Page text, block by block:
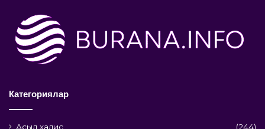
Категориялар
Асыл хадис
(244)